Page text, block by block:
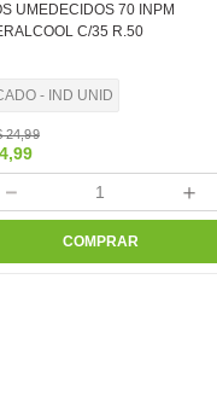
UMEDECIDOS 70 INPM
C/35 R.50
- IND UNID
24,99
,99
＋
－
COMPRAR